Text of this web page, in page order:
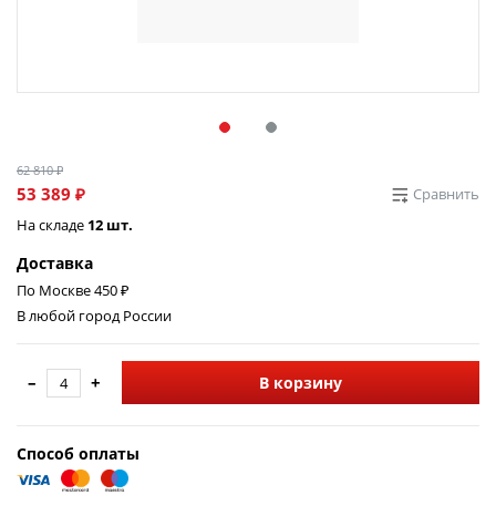
62 810 ₽
53 389 ₽
Сравнить
На складе 12 шт.
Доставка
По Москве 450 ₽
В любой город России
– + В корзину
Способ оплаты